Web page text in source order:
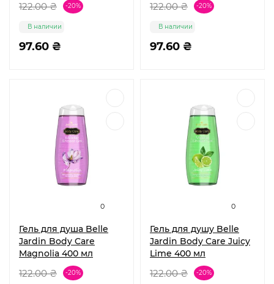
122.00 ₴ -20%
97.60 ₴
В наличии
122.00 ₴ -20%
97.60 ₴
В наличии
0
Гель для душа Belle
Jardin Body Care
Magnolia 400 мл
122.00 ₴ -20%
0
Гель для душу Belle
Jardin Body Care Juicy
Lime 400 мл
122.00 ₴ -20%